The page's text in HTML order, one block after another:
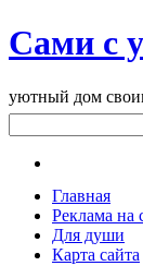
Сами с
уютный дом
Главная
Реклама на
Для души
Карта сайта